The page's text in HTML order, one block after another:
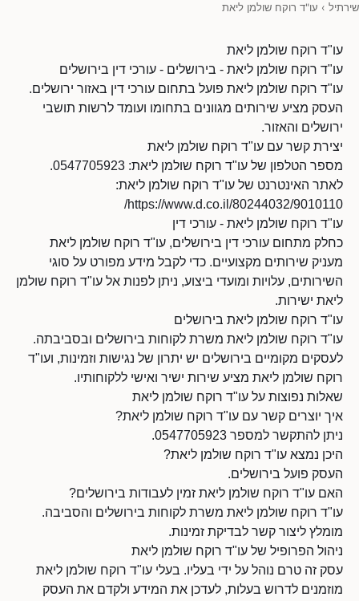
שירתיל › עו"ד רוקח שולמן ליאת
עו"ד רוקח שולמן ליאת
עו"ד רוקח שולמן ליאת - בירושלים - עורכי דין בירושלים
עו"ד רוקח שולמן ליאת פועל בתחום עורכי דין באזור ירושלים.
העסק מציע שירותים מגוונים בתחומו ועומד לרשות תושבי
ירושלים והאזור.
יצירת קשר עם עו"ד רוקח שולמן ליאת
מספר הטלפון של עו"ד רוקח שולמן ליאת: 0547705923.
לאתר האינטרנט של עו"ד רוקח שולמן ליאת:
https://www.d.co.il/80244032/9010110/
עו"ד רוקח שולמן ליאת - עורכי דין
כחלק מתחום עורכי דין בירושלים, עו"ד רוקח שולמן ליאת
מעניק שירותים מקצועיים. כדי לקבל מידע מפורט על סוגי
השירותים, עלויות ומועדי ביצוע, ניתן לפנות אל עו"ד רוקח שולמן
ליאת ישירות.
עו"ד רוקח שולמן ליאת בירושלים
עו"ד רוקח שולמן ליאת משרת לקוחות בירושלים ובסביבתה.
לעסקים מקומיים בירושלים יש יתרון של נגישות וזמינות, ועו"ד
רוקח שולמן ליאת מציע שירות ישיר ואישי ללקוחותיו.
שאלות נפוצות על עו"ד רוקח שולמן ליאת
איך יוצרים קשר עם עו"ד רוקח שולמן ליאת?
ניתן להתקשר למספר 0547705923.
היכן נמצא עו"ד רוקח שולמן ליאת?
העסק פועל בירושלים.
האם עו"ד רוקח שולמן ליאת זמין לעבודות בירושלים?
עו"ד רוקח שולמן ליאת משרת לקוחות בירושלים והסביבה.
מומלץ ליצור קשר לבדיקת זמינות.
ניהול הפרופיל של עו"ד רוקח שולמן ליאת
עסק זה טרם נוהל על ידי בעליו. בעלי עו"ד רוקח שולמן ליאת
מוזמנים לדרוש בעלות, לעדכן את המידע ולקדם את העסק